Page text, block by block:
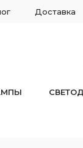
Доставка